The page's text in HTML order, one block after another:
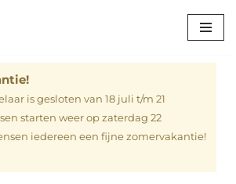
is gesloten van 18 juli t/m 21
starten weer op zaterdag 22
iedereen een fijne zomervakantie!